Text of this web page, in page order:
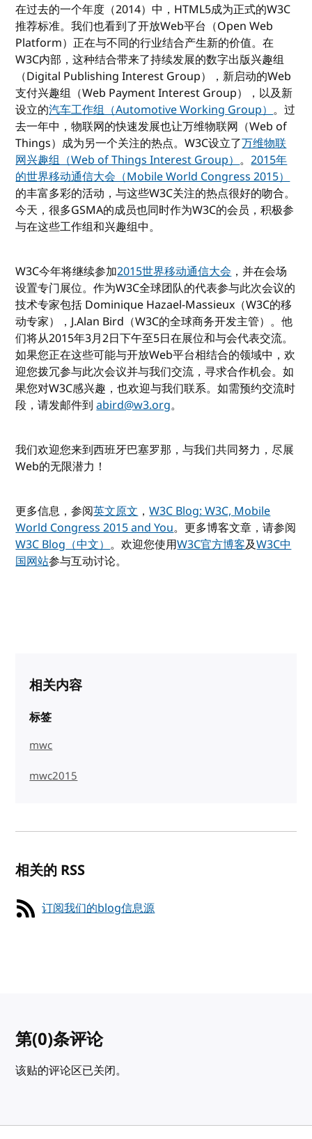
在过去的一个年度（2014）中，HTML5成为正式的W3C
推荐标准。我们也看到了开放Web平台（Open Web
Platform）正在与不同的行业结合产生新的价值。在
W3C内部，这种结合带来了持续发展的数字出版兴趣组
（Digital Publishing Interest Group），新启动的Web
支付兴趣组（Web Payment Interest Group），以及新
设立的汽车工作组（Automotive Working Group）。过
去一年中，物联网的快速发展也让万维物联网（Web of
Things）成为另一个关注的热点。W3C设立了万维物联
网兴趣组（Web of Things Interest Group）。2015年
的世界移动通信大会（Mobile World Congress 2015）
的丰富多彩的活动，与这些W3C关注的热点很好的吻合。
今天，很多GSMA的成员也同时作为W3C的会员，积极参
与在这些工作组和兴趣组中。
W3C今年将继续参加2015世界移动通信大会，并在会场
设置专门展位。作为W3C全球团队的代表参与此次会议的
技术专家包括 Dominique Hazael-Massieux（W3C的移
动专家），J.Alan Bird（W3C的全球商务开发主管）。他
们将从2015年3月2日下午至5日在展位和与会代表交流。
如果您正在这些可能与开放Web平台相结合的领域中，欢
迎您拨冗参与此次会议并与我们交流，寻求合作机会。如
果您对W3C感兴趣，也欢迎与我们联系。如需预约交流时
段，请发邮件到abird@w3.org。
我们欢迎您来到西班牙巴塞罗那，与我们共同努力，尽展
Web的无限潜力！
更多信息，参阅英文原文，W3C Blog: W3C, Mobile
World Congress 2015 and You。更多博客文章，请参阅
W3C Blog（中文）。欢迎您使用W3C官方博客及W3C中
国网站参与互动讨论。
相关内容
标签
mwc
mwc2015
相关的 RSS
订阅我们的blog信息源
第(0)条评论
该贴的评论区已关闭。